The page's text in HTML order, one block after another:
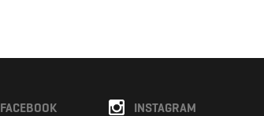
INSTAGRAM
FACEBOOK